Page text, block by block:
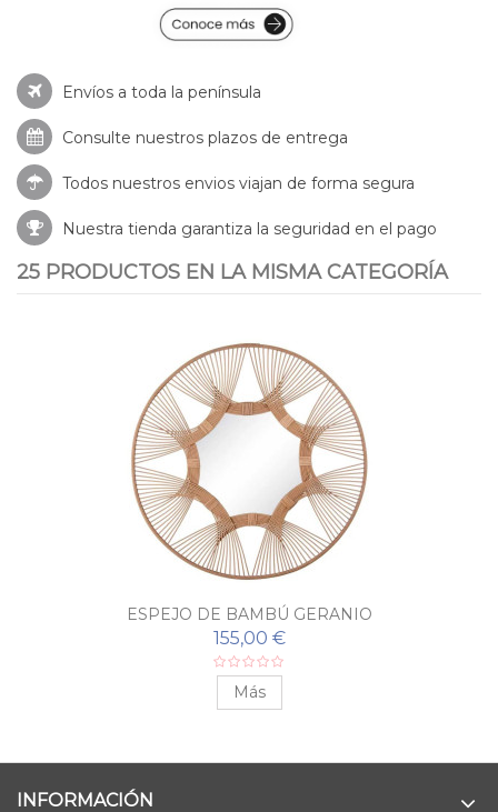
Envíos a toda la península
Consulte nuestros plazos de entrega
Todos nuestros envios viajan de forma segura
Nuestra tienda garantiza la seguridad en el pago
25 PRODUCTOS EN LA MISMA CATEGORÍA
ESPEJO DE BAMBÚ GERANIO
155,00 €
Más
INFORMACIÓN